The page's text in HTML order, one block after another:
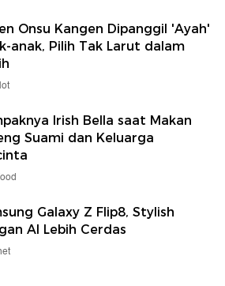
Onsu Kangen Dipanggil 'Ayah'
anak, Pilih Tak Larut dalam
Irish Bella saat Makan
Suami dan Keluarga
Galaxy Z Flip8, Stylish
AI Lebih Cerdas